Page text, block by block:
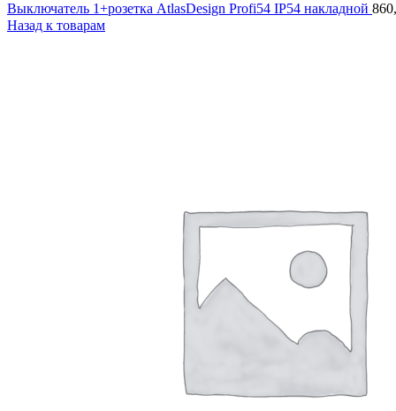
Выключатель 1+розетка AtlasDesign Profi54 IP54 накладной
Назад к товарам